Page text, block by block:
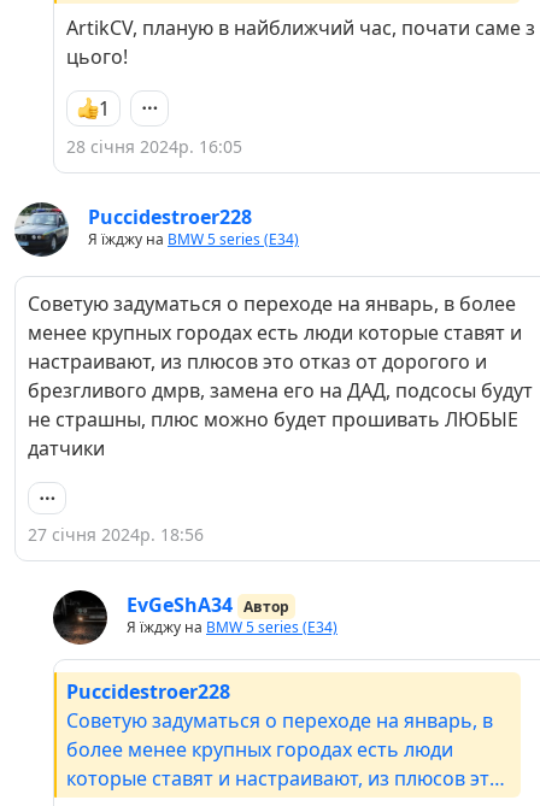
ArtikCV, планую в найближчий час, почати саме з
цього!
1
28 січня 2024р. 16:05
Puccidestroer228
Я їжджу на BMW 5 series (E34)
Советую задуматься о переходе на январь, в более
менее крупных городах есть люди которые ставят и
настраивают, из плюсов это отказ от дорогого и
брезгливого дмрв, замена его на ДАД, подсосы будут
не страшны, плюс можно будет прошивать ЛЮБЫЕ
датчики
27 січня 2024р. 18:56
EvGeShA34 Автор
Я їжджу на BMW 5 series (E34)
Puccidestroer228
Советую задуматься о переходе на январь, в
более менее крупных городах есть люди
которые ставят и настраивают, из плюсов это